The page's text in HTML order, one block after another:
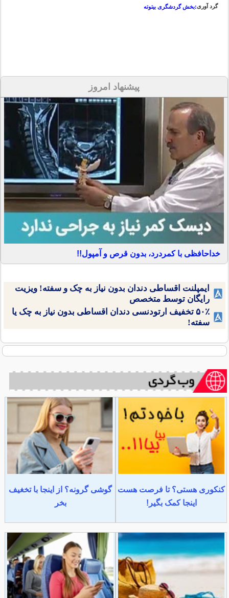
گرد آوری:بخش گردشگری بیتوته
پیشنهاد امروز
خداحافظی با کمردرد، بدون قرص و آمپول!!
ایمپلنت اقساطی دندان بدون نیاز به چک و سفته! ویزیت
رایگان توسط متخصص
۵۰٪ تخفیف ارتودنسی دندان اقساطی بدون نیاز به چک یا
سفته!
کنکوری هستی؟ تا فرصت هست
اینجا کمک بگیر!
گوشی گرونه؟ از اینجا با تخغیف
بخر